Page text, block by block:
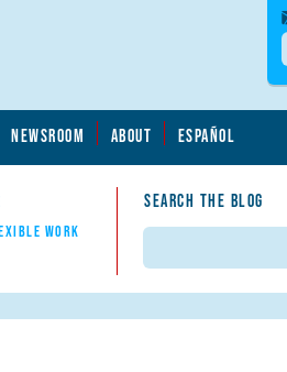
NEWSROOM ABOUT ESPAÑOL
WORK
SEARCH THE BLOG
Search form